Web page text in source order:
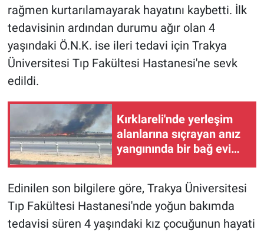
rağmen kurtarılamayarak hayatını kaybetti. İlk
tedavisinin ardından durumu ağır olan 4
yaşındaki Ö.N.K. ise ileri tedavi için Trakya
Üniversitesi Tıp Fakültesi Hastanesi'ne sevk
edildi.
Kırklareli'nde yerleşim
alanlarına sıçrayan anız
yangınında bir bağ evi
Edinilen son bilgilere göre, Trakya Üniversitesi
Tıp Fakültesi Hastanesi'nde yoğun bakımda
tedavisi süren 4 yaşındaki kız çocuğunun hayati